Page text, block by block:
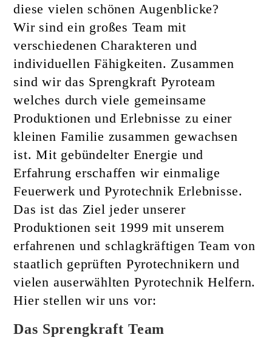
diese vielen schönen Augenblicke?
Wir sind ein großes Team mit
verschiedenen Charakteren und
individuellen Fähigkeiten. Zusammen
sind wir das Sprengkraft Pyroteam
welches durch viele gemeinsame
Produktionen und Erlebnisse zu einer
kleinen Familie zusammen gewachsen
ist. Mit gebündelter Energie und
Erfahrung erschaffen wir einmalige
Feuerwerk und Pyrotechnik Erlebnisse.
Das ist das Ziel jeder unserer
Produktionen seit 1999 mit unserem
erfahrenen und schlagkräftigen Team von
staatlich geprüften Pyrotechnikern und
vielen auserwählten Pyrotechnik Helfern.
Hier stellen wir uns vor:
Das Sprengkraft Team